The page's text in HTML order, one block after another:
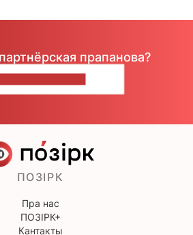
прапанова?
ПОЗІРК
Пра нас
ПОЗІРК+
Кантакты